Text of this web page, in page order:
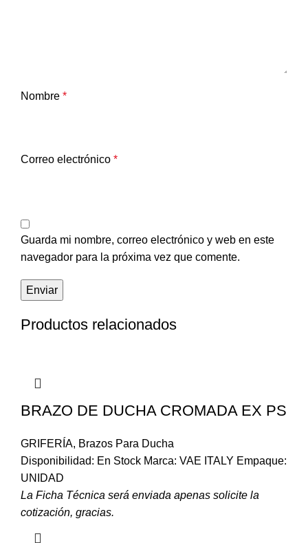
Nombre *
Correo electrónico *
Guarda mi nombre, correo electrónico y web en este
navegador para la próxima vez que comente.
Productos relacionados
BRAZO DE DUCHA CROMADA EX PS
GRIFERÍA, Brazos Para Ducha
Disponibilidad: En Stock Marca: VAE ITALY Empaque:
UNIDAD
La Ficha Técnica será enviada apenas solicite la
cotización, gracias.